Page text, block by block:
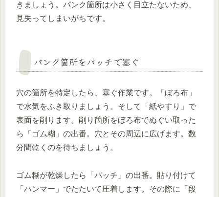
きましょう。パンク箇所は小さく目立たないため、
見失ってしまいがちです。
パンク箇所をパッチで塞ぐ
穴の箇所を特定したら、塞ぐ作業です。「ぼろ布」
で水気をふき取りましょう。そして「紙やすり」で
表面を削ります。削り箇所をぼろ布でぬぐい取った
ら「ゴム糊」の出番。穴とその周辺に広げます。数
分間乾くのを待ちましょう。
ゴム糊が乾燥したら「パッチ」の出番。貼り付けて
「ハンマー」でたたいて圧着します。その際に「段